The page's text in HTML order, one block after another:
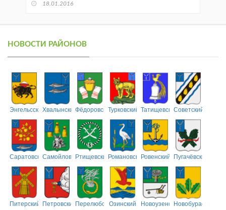
18.01.2016
НОВОСТИ РАЙОНОВ
ЭнгельсскийХвалынскийФёдоровскийТурковский ТатищевскийСоветский
СаратовскийСамойловскийРтищевскийРомановскийРовенский Пугачёвский
Питерский ПетровскийПерелюбскийОзинский НовоузенскийНовобурасский